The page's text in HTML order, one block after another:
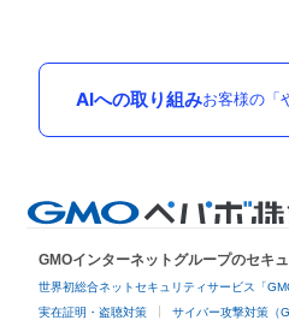
AIへの取り組みお客様の「
GMOインターネットグループのセキ
世界初総合ネットセキュリティサービス「
実在証明・盗聴対策 サイバー攻撃対策（